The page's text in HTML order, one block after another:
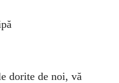
dorite de noi, vă